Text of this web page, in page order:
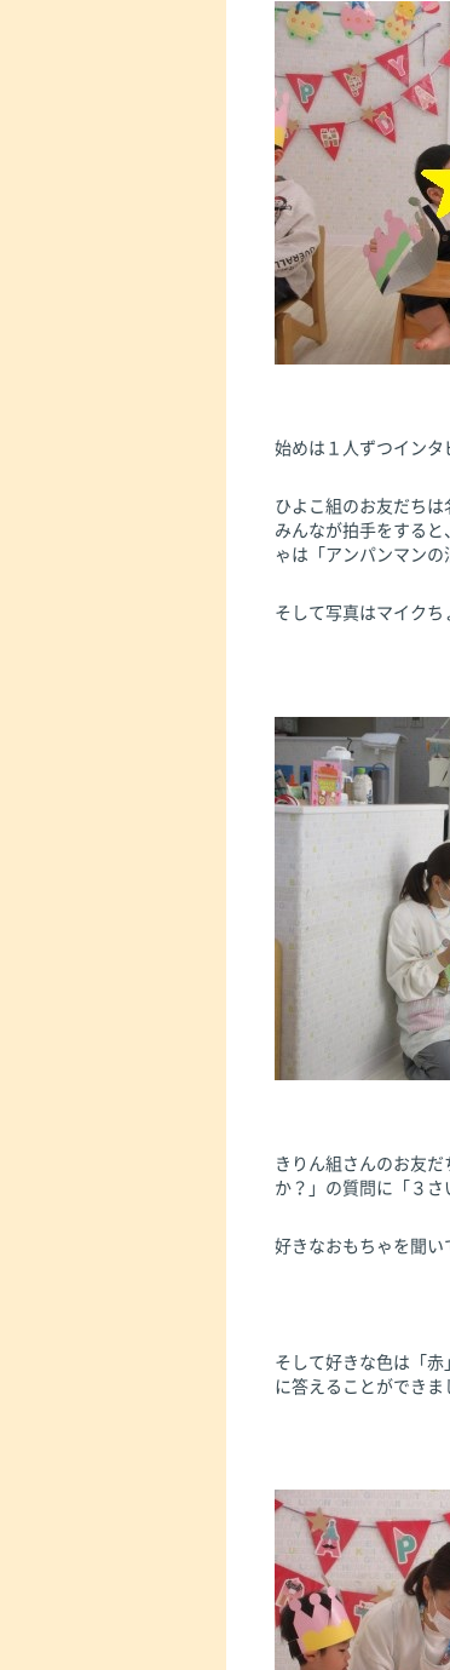
始めは１人ずつインタ
ひよこ組のお友だち
みんなが拍手をする
ゃは「アンパンマンの
そして写真はマイク
きりん組さんのお友
か？」の質問に「３
好きなおもちゃを聞い
そして好きな色は「
に答えることができ